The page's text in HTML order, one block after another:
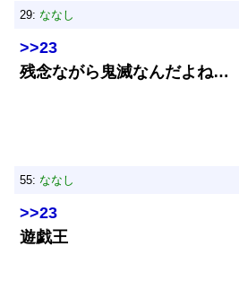
29: ななし
>>23
残念ながら鬼滅なんだよね…
55: ななし
>>23
遊戯王